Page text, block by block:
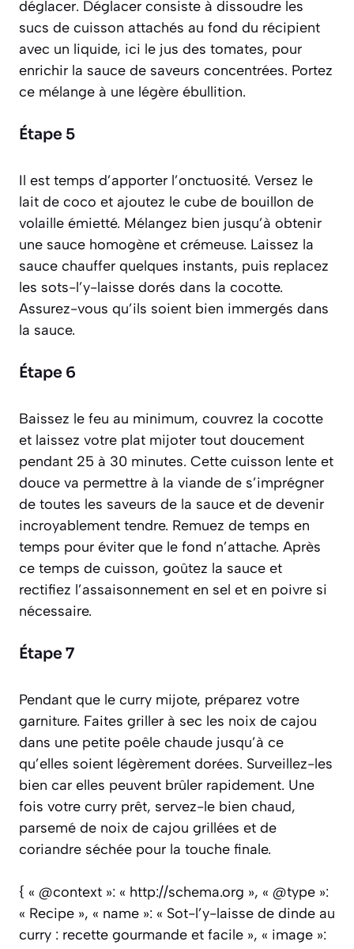
déglacer. Déglacer consiste à dissoudre les
sucs de cuisson attachés au fond du récipient
avec un liquide, ici le jus des tomates, pour
enrichir la sauce de saveurs concentrées. Portez
ce mélange à une légère ébullition.
Étape 5
Il est temps d’apporter l’onctuosité. Versez le
lait de coco et ajoutez le cube de bouillon de
volaille émietté. Mélangez bien jusqu’à obtenir
une sauce homogène et crémeuse. Laissez la
sauce chauffer quelques instants, puis replacez
les sots-l’y-laisse dorés dans la cocotte.
Assurez-vous qu’ils soient bien immergés dans
la sauce.
Étape 6
Baissez le feu au minimum, couvrez la cocotte
et laissez votre plat mijoter tout doucement
pendant 25 à 30 minutes. Cette cuisson lente et
douce va permettre à la viande de s’imprégner
de toutes les saveurs de la sauce et de devenir
incroyablement tendre. Remuez de temps en
temps pour éviter que le fond n’attache. Après
ce temps de cuisson, goûtez la sauce et
rectifiez l’assaisonnement en sel et en poivre si
nécessaire.
Étape 7
Pendant que le curry mijote, préparez votre
garniture. Faites griller à sec les noix de cajou
dans une petite poêle chaude jusqu’à ce
qu’elles soient légèrement dorées. Surveillez-les
bien car elles peuvent brûler rapidement. Une
fois votre curry prêt, servez-le bien chaud,
parsemé de noix de cajou grillées et de
coriandre séchée pour la touche finale.
{ « @context »: « http://schema.org », « @type »:
« Recipe », « name »: « Sot-l’y-laisse de dinde au
curry : recette gourmande et facile », « image »: